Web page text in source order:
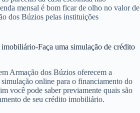
mensal é bom ficar de olho no valor de
dos Búzios pelas instituições
Faça uma simulação de crédito
Armação dos Búzios oferecem a
online para o financiamento do
você pode saber previamente quais são
de seu crédito imobiliário.